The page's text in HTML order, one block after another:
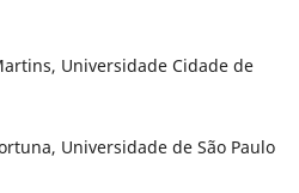
Universidade Cidade de
Universidade de São Paulo